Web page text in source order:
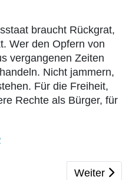
braucht Rückgrat,
Wer den Opfern von
vergangenen Zeiten
Nicht jammern,
Für die Freiheit,
Rechte als Bürger, für
Anfragen unserer
Nächster
Weiter